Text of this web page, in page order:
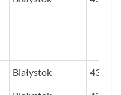
Białystok 43,7